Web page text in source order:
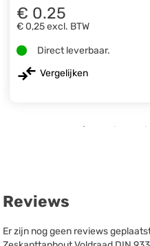
€ 0.25
€ 0,25excl. BTW
Direct leverbaar.
Vergelijken
Reviews
Er zijn nog geen reviews